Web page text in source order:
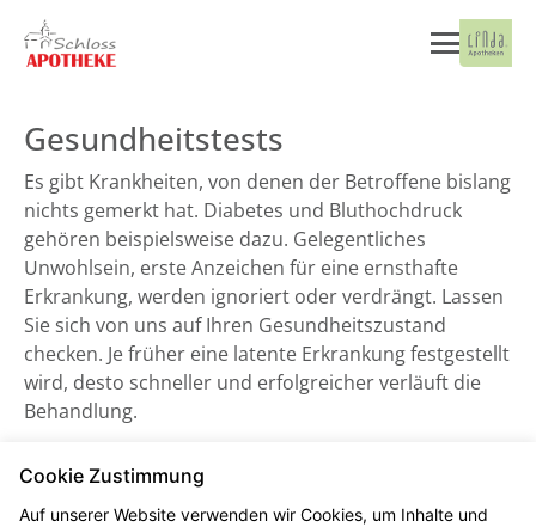
Gesundheitstests
Es gibt Krankheiten, von denen der Betroffene bislang
nichts gemerkt hat. Diabetes und Bluthochdruck
gehören beispielsweise dazu. Gelegentliches
Unwohlsein, erste Anzeichen für eine ernsthafte
Erkrankung, werden ignoriert oder verdrängt. Lassen
Sie sich von uns auf Ihren Gesundheitszustand
checken. Je früher eine latente Erkrankung festgestellt
wird, desto schneller und erfolgreicher verläuft die
Behandlung.
Blutdruckmessung
Cookie Zustimmung
Auf unserer Website verwenden wir Cookies, um Inhalte und